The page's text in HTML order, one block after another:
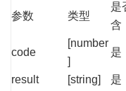
参数 类型
是
含
code
[number
]
是
result [string] 是